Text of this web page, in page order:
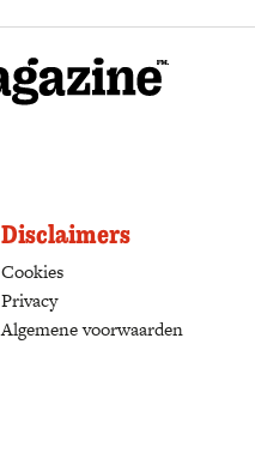
Disclaimers
Cookies
Privacy
Algemene voorwaarden